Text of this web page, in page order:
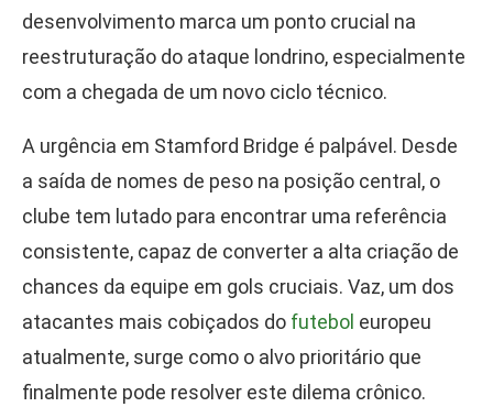
desenvolvimento marca um ponto crucial na
reestruturação do ataque londrino, especialmente
com a chegada de um novo ciclo técnico.
A urgência em Stamford Bridge é palpável. Desde
a saída de nomes de peso na posição central, o
clube tem lutado para encontrar uma referência
consistente, capaz de converter a alta criação de
chances da equipe em gols cruciais. Vaz, um dos
atacantes mais cobiçados do futebol europeu
atualmente, surge como o alvo prioritário que
finalmente pode resolver este dilema crônico.